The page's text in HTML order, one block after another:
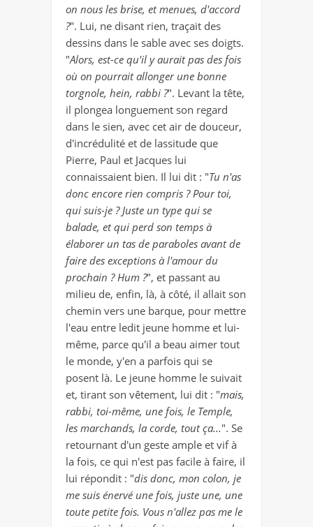
on nous les brise, et menues, d'accord
?". Lui, ne disant rien, traçait des
dessins dans le sable avec ses doigts.
"Alors, est-ce qu'il y aurait pas des fois
où on pourrait allonger une bonne
torgnole, hein, rabbi ?". Levant la tête,
il plongea longuement son regard
dans le sien, avec cet air de douceur,
d'incrédulité et de lassitude que
Pierre, Paul et Jacques lui
connaissaient bien. Il lui dit : "Tu n'as
donc encore rien compris ? Pour toi,
qui suis-je ? Juste un type qui se
balade, et qui perd son temps à
élaborer un tas de paraboles avant de
faire des exceptions à l'amour du
prochain ? Hum ?", et passant au
milieu de, enfin, là, à côté, il allait son
chemin vers une barque, pour mettre
l'eau entre ledit jeune homme et lui-
même, parce qu'il a beau aimer tout
le monde, y'en a parfois qui se
posent là. Le jeune homme le suivait
et, tirant son vêtement, lui dit : "mais,
rabbi, toi-même, une fois, le Temple,
les marchands, la corde, tout ça...". Se
retournant d'un geste ample et vif à
la fois, ce qui n'est pas facile à faire, il
lui répondit : "dis donc, mon colon, je
me suis énervé une fois, juste une, une
toute petite fois. Vous n'allez pas me le